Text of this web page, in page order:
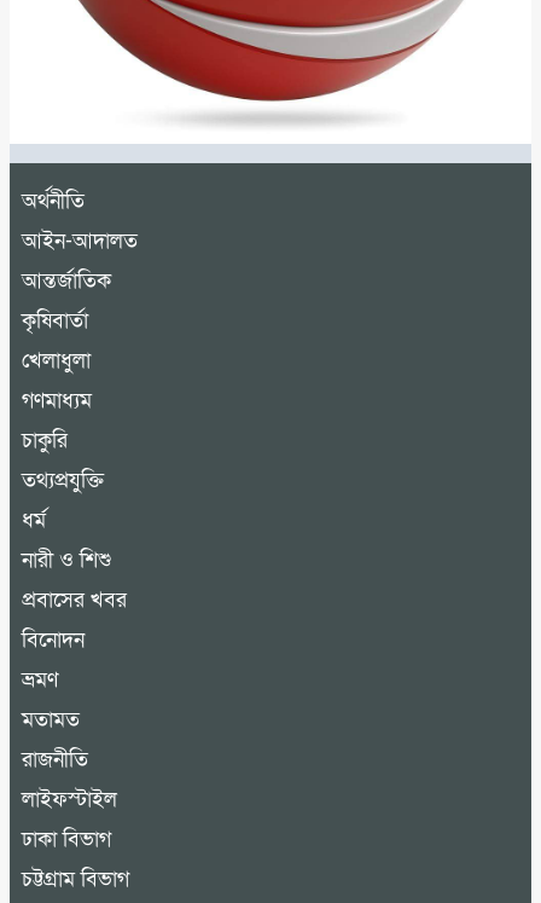
অর্থনীতি
আইন-আদালত
আন্তর্জাতিক
কৃষিবার্তা
খেলাধুলা
গণমাধ্যম
চাকুরি
তথ্যপ্রযুক্তি
ধর্ম
নারী ও শিশু
প্রবাসের খবর
বিনোদন
ভ্রমণ
মতামত
রাজনীতি
লাইফস্টাইল
ঢাকা বিভাগ
চট্টগ্রাম বিভাগ